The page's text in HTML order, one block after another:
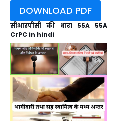
DOWNLOAD PDF
सीआरपीसी की धारा 55A 55A
CrPC in hindi